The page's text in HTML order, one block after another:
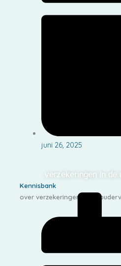
juni 26, 2025
verzekeringen in de
Kennisbank
over verzekeringen in de